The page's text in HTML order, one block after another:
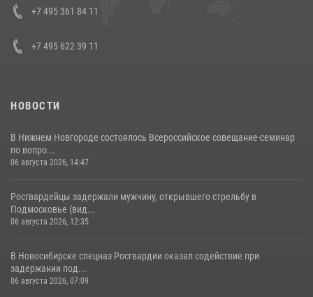
+7 495 361 84 11
+7 495 622 39 11
НОВОСТИ
В Нижнем Новгороде состоялось Всероссийское совещание-семинар
по вопро...
06 августа 2026, 14:47
Росгвардейцы задержали мужчину, открывшего стрельбу в
Подмосковье (вид...
06 августа 2026, 12:35
В Новосибирске спецназ Росгвардии оказал содействие при
задержании под...
06 августа 2026, 07:09